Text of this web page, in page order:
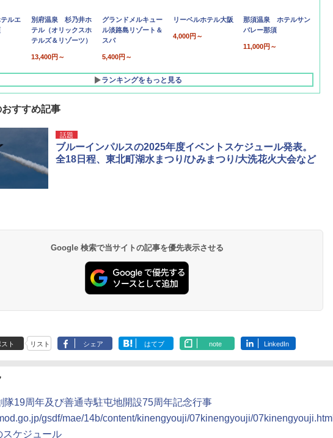
ルエ
別府温泉 杉乃井ホ
テル（オリックスホ
テルズ＆リゾーツ）
13,400円～
グランドメルキュー
ル淡路島リゾート＆
スパ
5,400円～
リーベルホテル大阪
4,000円～
那須温泉 ホテルサン
バレー那須
11,000円～
ランキングをもっと見る
10,450円～
19,541円～
7,950円～
5,758円～
すすめ記事
話題
ブルーインパルスの2025年度イベントスケジュール発表。
全18日程、東北町湖水まつり/ひみまつり/大洗花火大会など
Google 検索で当サイトの記事を優先表示させる
スト リスト シェア はてブ note LinkedIn
隊19周年及び善通寺駐屯地開設75周年記念行事
gsdf/mae/14b/content/kinengyouji/07kinengyouji/07kinengyouji.html
スケジュール